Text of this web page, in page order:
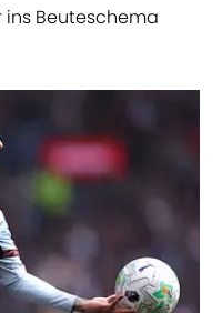
Beuteschema